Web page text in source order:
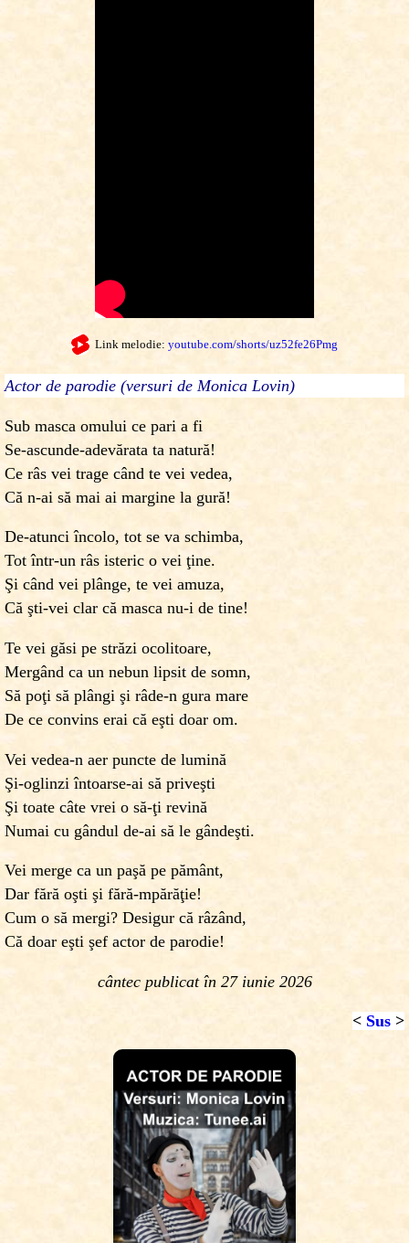
Link melodie: youtube.com/shorts/uz52fe26Pmg
Actor de parodie (versuri de Monica Lovin)
Sub masca omului ce pari a fi
Se-ascunde-adevărata ta natură!
Ce râs vei trage când te vei vedea,
Că n-ai să mai ai margine la gură!
De-atunci încolo, tot se va schimba,
Tot într-un râs isteric o vei ţine.
Şi când vei plânge, te vei amuza,
Că şti-vei clar că masca nu-i de tine!
Te vei găsi pe străzi ocolitoare,
Mergând ca un nebun lipsit de somn,
Să poţi să plângi şi râde-n gura mare
De ce convins erai că eşti doar om.
Vei vedea-n aer puncte de lumină
Şi-oglinzi întoarse-ai să priveşti
Şi toate câte vrei o să-ţi revină
Numai cu gândul de-ai să le gândeşti.
Vei merge ca un paşă pe pământ,
Dar fără oşti şi fără-mpărăţie!
Cum o să mergi? Desigur că râzând,
Că doar eşti şef actor de parodie!
cântec publicat în 27 iunie 2026
< Sus >